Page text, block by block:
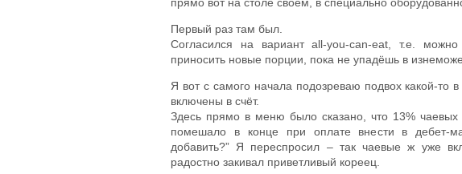
Первый раз там был.
Согласился на вариант all-you-can-eat, т.е. можно
приносить новые порции, пока не упадёшь в
Я вот с самого начала подозреваю подвох какой-то
включены в счёт.
Здесь прямо в меню было сказано, что 13% чаевых
помешало в конце при оплате внести в дебет-
добавить?” Я переспросил – так чаевые ж уже
радостно закивал приветливый кореец.